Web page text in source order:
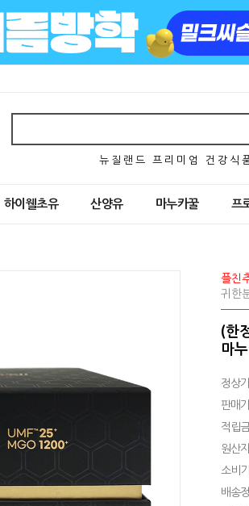
뉴 질 랜 드 프 리 미 엄 건 강 식
하이웰초유 산양유 마누카꿀 프
플친
귀한
(한
마
정상가
판매가
적립금
원산지
소비
배송